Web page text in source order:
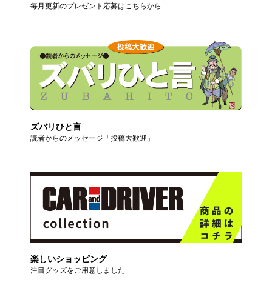
毎月更新のプレゼント応募はこちらから
ズバリひと言
読者からのメッセージ「投稿大歓迎」
楽しいショッピング
注目グッズをご用意しました